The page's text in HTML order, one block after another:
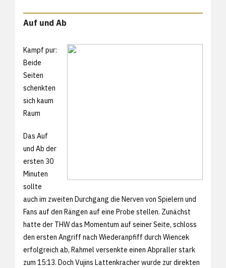
Auf und Ab
Kampf pur:
Beide
Seiten
schenkten
sich kaum
Raum
Das Auf
und Ab der
ersten 30
Minuten
sollte
auch im zweiten Durchgang die Nerven von Spielern und
Fans auf den Rängen auf eine Probe stellen. Zunächst
hatte der THW das Momentum auf seiner Seite, schloss
den ersten Angriff nach Wiederanpfiff durch Wiencek
erfolgreich ab, Rahmel versenkte einen Abpraller stark
zum 15:13. Doch Vujins Lattenkracher wurde zur direkten